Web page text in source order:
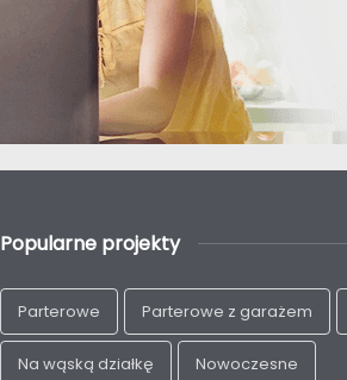
Popularne projekty
Parterowe Parterowe z garażem
Na wąską działkę Nowoczesne